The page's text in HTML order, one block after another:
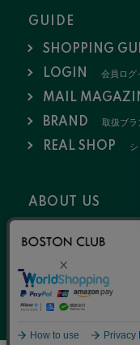
GUIDE
SHOPPING
LOGIN 会員ログ
MAIL
BRAND 取扱ブラ
REAL SHOP
ABOUT US
ポリシー